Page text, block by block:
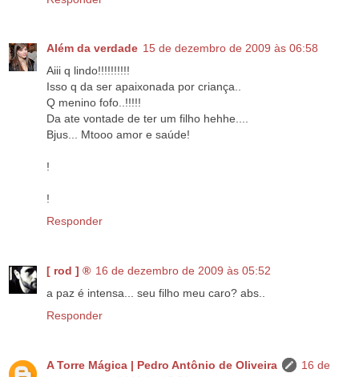
Além da verdade 15 de dezembro de 2009 às 06:58
Aiii q lindo!!!!!!!!!!
Isso q da ser apaixonada por criança..
Q menino fofo..!!!!!
Da ate vontade de ter um filho hehhe....
Bjus... Mtooo amor e saúde!
!
!
Responder
[ rod ] ® 16 de dezembro de 2009 às 05:52
a paz é intensa... seu filho meu caro? abs..
Responder
A Torre Mágica | Pedro Antônio de Oliveira
16 de